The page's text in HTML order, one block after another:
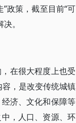
政策，截至目前“可
。
在很大程度上也受
，是改变传统城镇
济、文化和保障等
，人口、资源、环